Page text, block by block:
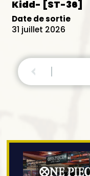
Kidd- [ST-36]
Date de sortie
31 juillet 2026